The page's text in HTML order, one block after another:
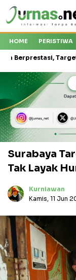
HOME PERISTIWA
Target Bentuk
Surabaya
Tak Layak
Kurniawan
Kamis, 11 Jun